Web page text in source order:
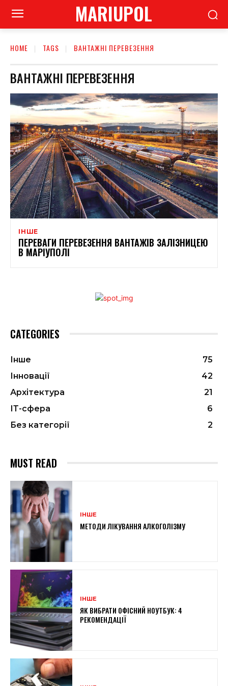
MARIUPOL
HOME TAGS ВАНТАЖНІ ПЕРЕВЕЗЕННЯ
ВАНТАЖНІ ПЕРЕВЕЗЕННЯ
ІНШЕ
ПЕРЕВАГИ ПЕРЕВЕЗЕННЯ ВАНТАЖІВ ЗАЛІЗНИЦЕЮ
В МАРІУПОЛІ
CATEGORIES
Інше
75
Інновації
42
Архітектура
21
ІТ-сфера
6
Без категорії
2
MUST READ
ІНШЕ
МЕТОДИ ЛІКУВАННЯ АЛКОГОЛІЗМУ
ІНШЕ
ЯК ВИБРАТИ ОФІСНИЙ НОУТБУК: 4
РЕКОМЕНДАЦІЇ